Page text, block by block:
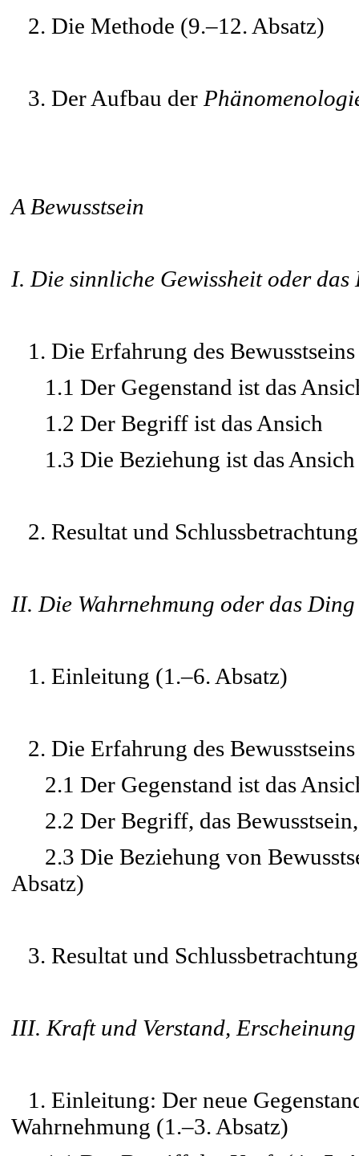
2. Die Methode (9.–12. Absatz)
3. Der Aufbau der
A Bewusstsein
I. Die sinnliche Gewissheit oder das
1. Die Erfahrung des Bewusstseins
1.1 Der Gegenstand ist das
1.2 Der Begriff ist das Ansich
1.3 Die Beziehung ist das Ansich
2. Resultat und Schlussbetrachtung
II. Die Wahrnehmung oder das
1. Einleitung (1.–6. Absatz)
2. Die Erfahrung des
2.1 Der Gegenstand ist das
2.2 Der Begriff, das
2.3 Die Beziehung von
Absatz)
3. Resultat und
III. Kraft und Verstand,
1. Einleitung: Der neue
Wahrnehmung (1.–3. Absatz)